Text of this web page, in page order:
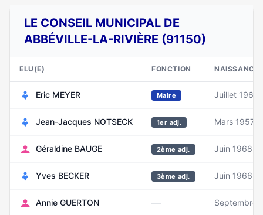
LE CONSEIL MUNICIPAL DE
ABBÉVILLE-LA-RIVIÈRE (91150)
ELU(E) FONCTION NAISSANCE
Eric MEYER Maire Juillet 1965
Jean-Jacques NOTSECK 1er adj. Mars 1957
Géraldine BAUGE 2ème adj. Juin 1968
Yves BECKER 3ème adj. Juin 1966
Annie GUERTON — Septembre